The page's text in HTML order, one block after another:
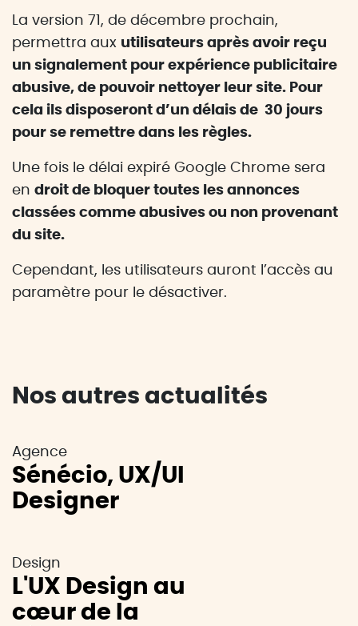
La version 71, de décembre prochain,
permettra aux utilisateurs après avoir reçu
un signalement pour expérience publicitaire
abusive, de pouvoir nettoyer leur site. Pour
cela ils disposeront d’un délais de 30 jours
pour se remettre dans les règles.
Une fois le délai expiré Google Chrome sera
en droit de bloquer toutes les annonces
classées comme abusives ou non provenant
du site.
Cependant, les utilisateurs auront l’accès au
paramètre pour le désactiver.
Nos autres actualités
Agence
Sénécio, UX/UI
Designer
Design
L'UX Design au
cœur de la